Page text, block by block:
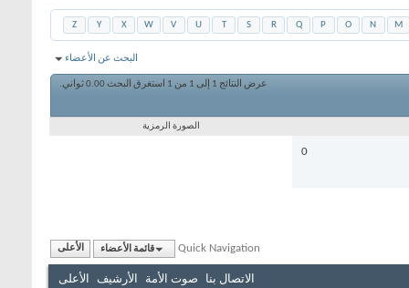
M
N
O
P
Q
R
S
T
U
V
W
X
Y
Z
البحث عن الأعضاء
عرض النتائج 1 إلى 1 من 1 استغرق البحث0.00ثواني.
الصورة الرمزية
0
Quick Navigation قائمة الأعضاء الأعلى
الاتصال بنا صوت الأمة الأرشيف الأعلى